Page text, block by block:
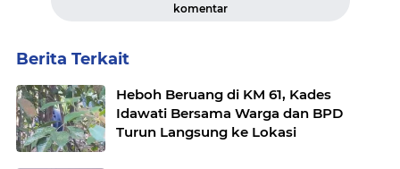
komentar
Berita Terkait
Heboh Beruang di KM 61, Kades
Idawati Bersama Warga dan BPD
Turun Langsung ke Lokasi